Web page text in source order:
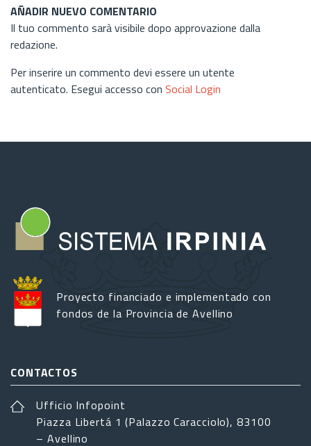
AÑADIR NUEVO COMENTARIO
Il tuo commento sarà visibile dopo approvazione dalla
redazione.
Per inserire un commento devi essere un utente
autenticato. Esegui accesso con Social Login
Proyecto financiado e implementado con
fondos de la Provincia de Avellino
CONTACTOS
Ufficio Infopoint
Piazza Libertá 1 (Palazzo Caracciolo), 83100
– Avellino